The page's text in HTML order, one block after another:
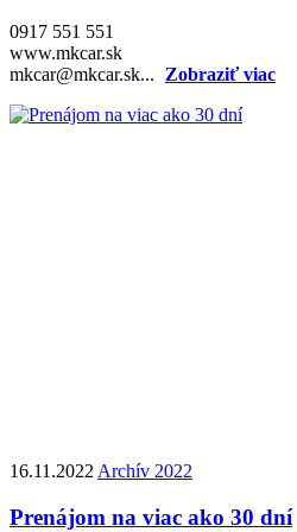
0917 551 551
www.mkcar.sk
mkcar@mkcar.sk...
Zobraziť viac
16.11.2022 Archív 2022
Prenájom na viac ako 30 dní